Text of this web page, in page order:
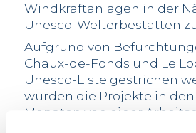
Windkraftanlagen in der
Unesco-Welterbestätten
Aufgrund von
Chaux-de-Fonds und Le
Unesco-Liste gestrichen
wurden die Projekte in
Monaten von einer